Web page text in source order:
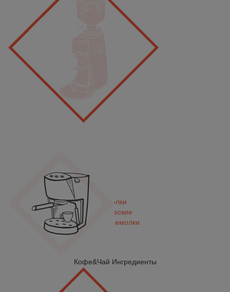
Кофемолки
Электрические
Ручные кофемолки
Кофе&Чай Ингредиенты